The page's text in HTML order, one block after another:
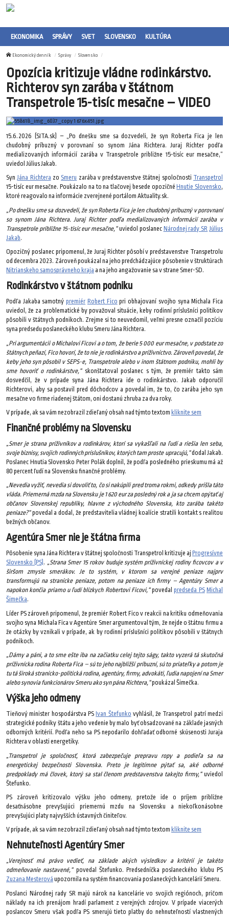
EKONOMIKA SPRÁVY SVET SLOVENSKO KULTÚRA
Ekonomický denník Správy Slovensko
Opozícia kritizuje vládne rodinkárstvo.
Richterov syn zarába v štátnom
Transpetrole 15-tisíc mesačne – VIDEO
15.6.2026 (SITA.sk) – „Po dnešku sme sa dozvedeli, že syn Roberta Fica je len
chudobný príbuzný v porovnaní so synom Jána Richtera. Juraj Richter podľa
medializovaných informácií zarába v Transpetrole približne 15-tisíc eur mesačne,“
uviedol Július Jakab.
SynJána Richtera zoSmeru zarába v predstavenstve štátnej spoločnosti Transpetrol
15-tisíc eur mesačne. Poukázalo na to na tlačovej besede opozičné Hnutie Slovensko,
ktoré reagovalo na informácie zverejnené portálom Aktuality.sk.
„Po dnešku sme sa dozvedeli, že syn Roberta Fica je len chudobný príbuzný v porovnaní
so synom Jána Richtera. Juraj Richter podľa medializovaných informácií zarába v
Transpetrole približne 15-tisíc eur mesačne,“uviedol poslanec Národnej rady SR Július
Jakab.
Opozičný poslanec pripomenul, že Juraj Richter pôsobí v predstavenstve Transpetrolu
od decembra 2023. Zároveň poukázal na jeho predchádzajúce pôsobenie v štruktúrach
Nitrianskeho samosprávneho kraja a na jeho angažovanie sa v strane Smer-SD.
Rodinkárstvo v štátnom podniku
Podľa Jakaba samotnýpremiér Robert Fico pri obhajovaní svojho syna Michala Fica
uviedol, že za problematické by považoval situácie, keby rodinní príslušníci politikov
pôsobili v štátnych podnikoch. Zrejme si to neuvedomil, veľmi presne označil pozíciu
syna predsedu poslaneckého klubu Smeru Jána Richtera.
„Pri argumentácii o Michalovi Ficovi a o tom, že berie 5 000 eur mesačne, v podstate zo
štátnych peňazí, Fico hovorí, že to nie je rodinkárstvo a príživníctvo. Zároveň povedal, že
keby jeho syn pôsobil v SEPS-e, Transpetrole alebo v inom štátnom podniku, mohli by
sme hovoriť o rodinkárstve,“skonštatoval poslanec s tým, že premiér takto sám
dosvedčil, že v prípade syna Jána Richtera ide o rodinkárstvo. Jakab odporučil
Richterovi, aby sa postavil pred dôchodcov a povedal im, že to, čo zarába jeho syn
mesačne vo firme riadenej štátom, oni dostanú zhruba za dva roky.
V prípade, ak sa vám nezobrazil zdieľaný obsah nad týmto textom kliknite sem
Finančné problémy na Slovensku
„Smer je strana príživníkov a rodinkárov, ktorí sa vykašľali na ľudí a riešia len seba,
svoje biznisy, svojich rodinných príslušníkov, ktorých tam proste upracujú,“dodal Jakab.
Poslanec Hnutia Slovensko Peter Polák doplnil, že podľa posledného prieskumu má až
80 percent ľudí na Slovensku finančné problémy.
„Nevedia vyžiť, nevedia si dovoliť to, čo si nakúpili pred troma rokmi, odkedy prišla táto
vláda. Priemerná mzda na Slovensku je 1 620 eur za posledný rok a ja sa chcem opýtať aj
občanov Slovenskej republiky, hlavne z východného Slovenska, kto zarába takéto
peniaze?“povedal a dodal, že predstavitelia vládnej koalície stratili kontakt s realitou
bežných občanov.
Agentúra Smer nie je štátna firma
Pôsobenie syna Jána Richtera v štátnej spoločnosti Transpetrol kritizuje aj Progresívne
Slovensko (PS) . „Strana Smer 15 rokov buduje systém príživníckej rodiny ficovcov a v
širšom zmysle smerákov. Je to systém, v ktorom sa verejné peniaze najprv
transformujú na stranícke peniaze, potom na peniaze ich firmy – Agentúry Smer a
napokon končia priamo u ľudí blízkych Robertovi Ficovi,“povedalpredseda PS Michal
Šimečka.
Líder PS zároveň pripomenul, že premiér Robert Fico v reakcii na kritiku odmeňovania
svojho syna Michala Fica v Agentúre Smer argumentoval tým, že nejde o štátnu firmu a
že otázky by vznikali v prípade, ak by rodinní príslušníci politikov pôsobili v štátnych
podnikoch.
„Dámy a páni, a to sme ešte iba na začiatku celej tejto ságy, takto vyzerá tá skutočná
príživnícka rodina Roberta Fica – sú to jeho najbližší príbuzní, sú to priateľky a potom je
tu tá široká stranícko-politická rodina, agentúry, firmy, advokáti, ľudia napojení na Smer
alebo synovia funkcionárov Smeru ako syn pána Richtera,“poukázal Šimečka.
Výška jeho odmeny
Tieňový minister hospodárstva PS Ivan Štefunko vyhlásil, že Transpetrol patrí medzi
strategické podniky štátu a jeho vedenie by malo byť obsadzované na základe jasných
odborných kritérií. Podľa neho sa PS nepodarilo dohľadať odborné skúsenosti Juraja
Richtera v oblasti energetiky.
„Transpetrol je spoločnosť, ktorá zabezpečuje prepravu ropy a podieľa sa na
energetickej bezpečnosti Slovenska. Preto je legitímne pýtať sa, aké odborné
predpoklady má človek, ktorý sa stal členom predstavenstva takejto firmy,“uviedol
Štefunko.
PS zároveň kritizovalo výšku jeho odmeny, pretože ide o príjem približne
desaťnásobne prevyšujúci priemernú mzdu na Slovensku a niekoľkonásobne
prevyšujúci platy najvyšších ústavných činiteľov.
V prípade, ak sa vám nezobrazil zdieľaný obsah nad týmto textom kliknite sem
Nehnuteľnosti Agentúry Smer
„Verejnosť má právo vedieť, na základe akých výsledkov a kritérií je takéto
odmeňovanie nastavené,“povedal Štefunko. Predsedníčka poslaneckého klubu PS
Zuzana Mesterová upozornila na systém financovania poslaneckých kancelárií Smeru.
Poslanci Národnej rady SR majú nárok na kancelárie vo svojich regiónoch, pričom
náklady na ich prenájom hradí parlament z verejných zdrojov. V prípade viacerých
poslancov Smeru však podľa PS smerujú tieto platby do nehnuteľností vlastnených